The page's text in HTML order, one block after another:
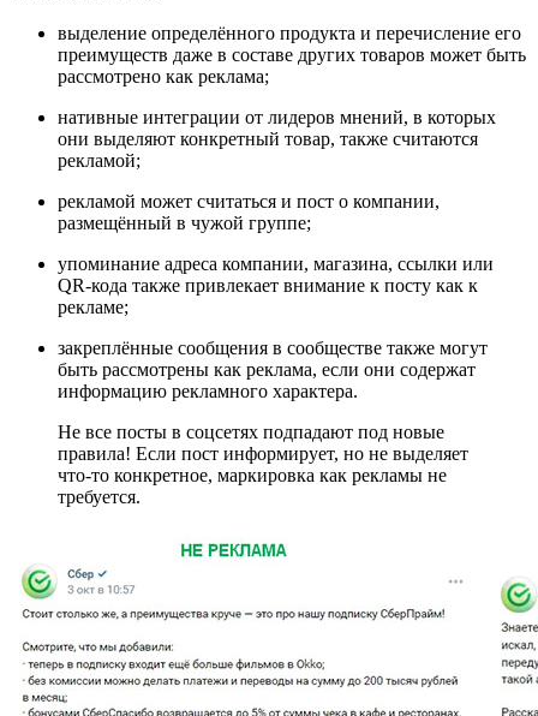
выделение определённого продукта и перечисление его
преимуществ даже в составе других товаров может быть
рассмотрено как реклама;
нативные интеграции от лидеров мнений, в которых
они выделяют конкретный товар, также считаются
рекламой;
рекламой может считаться и пост о компании,
размещённый в чужой группе;
упоминание адреса компании, магазина, ссылки или
QR-кода также привлекает внимание к посту как к
рекламе;
закреплённые сообщения в сообществе также могут
быть рассмотрены как реклама, если они содержат
информацию рекламного характера.
Не все посты в соцсетях подпадают под новые
правила! Если пост информирует, но не выделяет
что-то конкретное, маркировка как рекламы не
требуется.